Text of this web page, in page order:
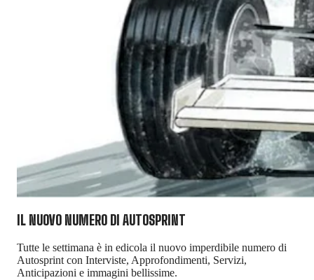
IL NUOVO NUMERO DI AUTOSPRINT
Tutte le settimana è in edicola il nuovo imperdibile numero di
Autosprint con Interviste, Approfondimenti, Servizi,
Anticipazioni e immagini bellissime.